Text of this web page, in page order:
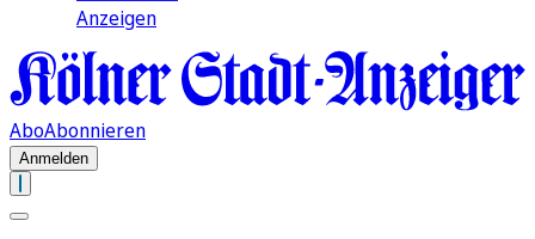
Anzeigen
AboAbonnieren
Anmelden